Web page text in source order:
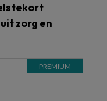
zorg en